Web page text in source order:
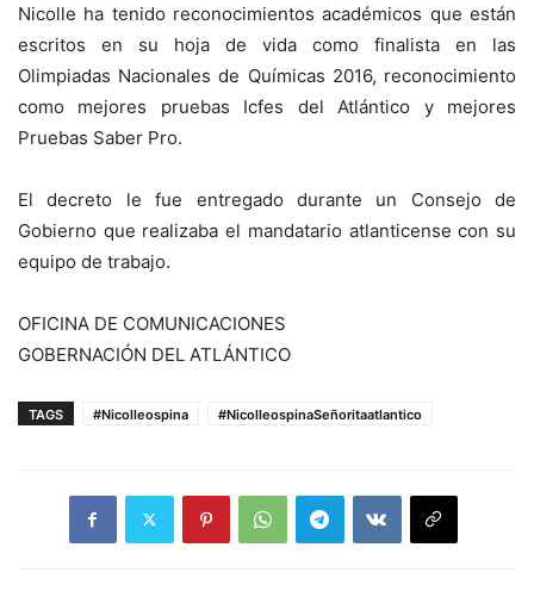
Nicolle ha tenido reconocimientos académicos que están
escritos en su hoja de vida como finalista en las
Olimpiadas Nacionales de Químicas 2016, reconocimiento
como mejores pruebas Icfes del Atlántico y mejores
Pruebas Saber Pro.
El decreto le fue entregado durante un Consejo de
Gobierno que realizaba el mandatario atlanticense con su
equipo de trabajo.
OFICINA DE COMUNICACIONES
GOBERNACIÓN DEL ATLÁNTICO
TAGS #Nicolleospina #NicolleospinaSeñoritaatlantico